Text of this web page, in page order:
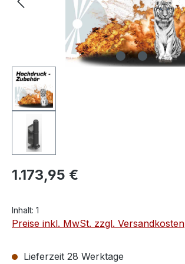
1.173,95 €
Inhalt: 1
Preise inkl. MwSt. zzgl. Versandkosten
Lieferzeit 28 Werktage